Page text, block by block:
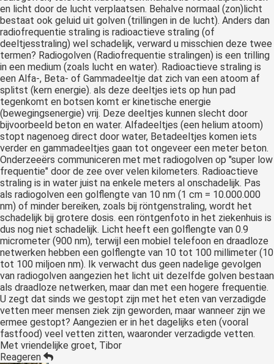
en licht door de lucht verplaatsen. Behalve normaal (zon)licht
bestaat ook geluid uit golven (trillingen in de lucht). Anders dan
radiofrequentie straling is radioactieve straling (of
deeltjesstraling) wel schadelijk, verward u misschien deze twee
termen? Radiogolven (Radiofrequentie stralingen) is een trilling
in een medium (zoals lucht en water). Radioactieve straling is
een Alfa-, Beta- of Gammadeeltje dat zich van een atoom af
splitst (kern energie). als deze deeltjes iets op hun pad
tegenkomt en botsen komt er kinetische energie
(bewegingsenergie) vrij. Deze deeltjes kunnen slecht door
bijvoorbeeld beton en water. Alfadeeltjes (een helium atoom)
stopt nagenoeg direct door water, Betadeeltjes komen iets
verder en gammadeeltjes gaan tot ongeveer een meter beton.
Onderzeeërs communiceren met met radiogolven op "super low
frequentie" door de zee over velen kilometers. Radioactieve
straling is in water juist na enkele meters al onschadelijk. Pas
als radiogolven een golflengte van 10 nm (1 cm = 10.000.000
nm) of minder bereiken, zoals bij röntgenstraling, wordt het
schadelijk bij grotere dosis. een röntgenfoto in het ziekenhuis is
dus nog niet schadelijk. Licht heeft een golflengte van 0.9
micrometer (900 nm), terwijl een mobiel telefoon en draadloze
netwerken hebben een golflengte van 10 tot 100 millimeter (10
tot 100 miljoen nm). Ik verwacht dus geen nadelige gevolgen
van radiogolven aangezien het licht uit dezelfde golven bestaan
als draadloze netwerken, maar dan met een hogere frequentie.
U zegt dat sinds we gestopt zijn met het eten van verzadigde
vetten meer mensen ziek zijn geworden, maar wanneer zijn we
ermee gestopt? Aangezien er in het dagelijks eten (vooral
fastfood) veel vetten zitten, waaronder verzadigde vetten.
Met vriendelijke groet, Tibor
Reageren